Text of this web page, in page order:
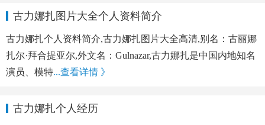
古力娜扎图片大全个人资料简介
古力娜扎个人资料简介,古力娜扎图片大全高清,别名：古丽娜
扎尔·拜合提亚尔,外文名：Gulnazar,古力娜扎是中国内地知名
演员、模特...查看详情 》
古力娜扎个人经历